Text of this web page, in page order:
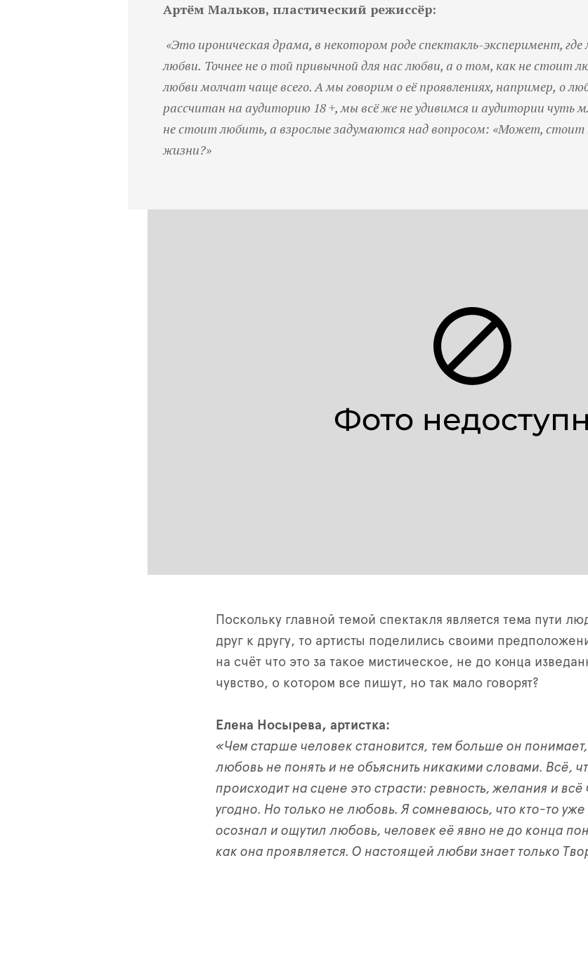
Артём Мальков, пластический режиссёр:
«Это ироническая драма, в некотором родеспектакль-эксперимент, где
любви. Точнее нео той привычной для наслюбви, а о том, как нестоит
любви молчатчащевсего.Амы говорим оеё проявлениях, например, о
рассчитан на аудиторию 18 +,мы всёже не удивимся и аудитории чуть
нестоитлюбить, а взрослыезадумаются надвопросом: «Может, стоит
жизни?»
Поскольку главной темой спектакля является тема пути
друг к другу, то артисты поделились своими
на счёт что это за такое мистическое, не до конца
чувство, о котором все пишут, но так мало говорят?
Елена Носырева, артистка:
«Чем старше человек становится, тем больше он понимает,
любовь не понять и не объяснить никакими словами. Всё,
происходит на сцене это страсти: ревность, желания и всё
угодно. Но только не любовь. Я сомневаюсь, что кто-то уже
осознал и ощутил любовь, человек её явно не до конца
как она проявляется. О настоящей любви знает только